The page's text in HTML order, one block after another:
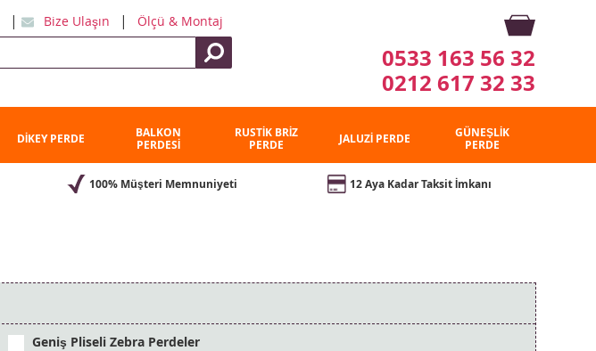
| Bize Ulaşın | Ölçü & Montaj
0533 163 56 32
0212 617 32 33
DİKEY PERDE
BALKON
PERDESİ
RUSTİK BRİZ
PERDE
JALUZİ PERDE
GÜNEŞLİK
PERDE
100% Müşteri Memnuniyeti 12 Aya Kadar Taksit İmkanı
Geniş Pliseli Zebra Perdeler